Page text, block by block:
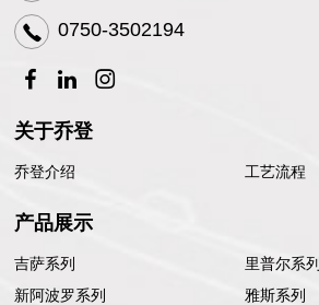
0750-3502194
关于乔登
乔登介绍 工艺流程
产品展示
吉萨系列
里普尔系列
新阿波罗系列
雅斯系列